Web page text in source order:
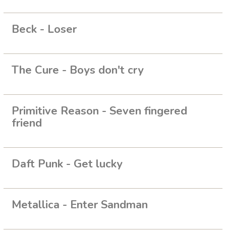
Beck - Loser
The Cure - Boys don't cry
Primitive Reason - Seven fingered
friend
Daft Punk - Get lucky
Metallica - Enter Sandman